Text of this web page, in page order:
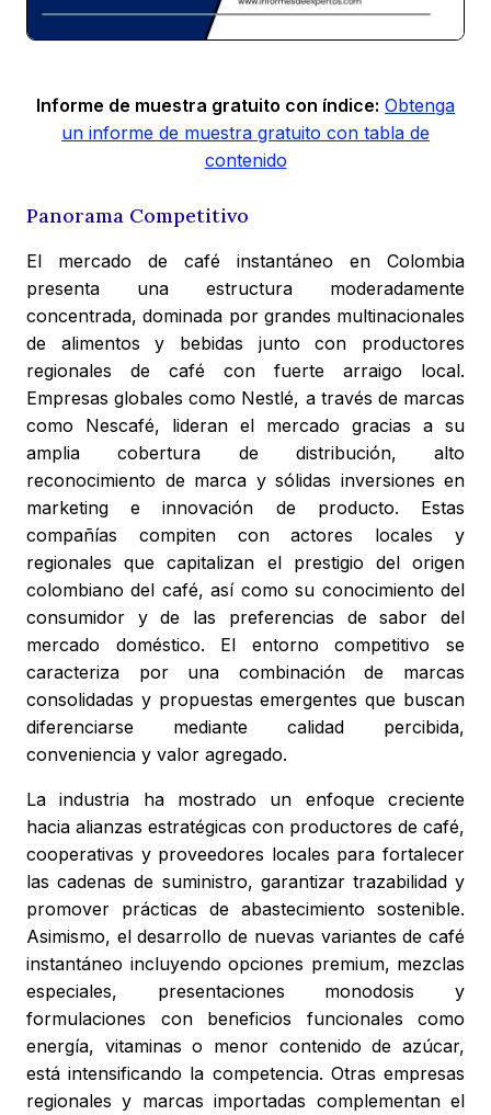
Informe de muestra gratuito con índice: Obtenga
un informe de muestra gratuito con tabla de
contenido
Panorama Competitivo
El mercado de café instantáneo en Colombia
presenta una estructura moderadamente
concentrada, dominada por grandes multinacionales
de alimentos y bebidas junto con productores
regionales de café con fuerte arraigo local.
Empresas globales como Nestlé, a través de marcas
como Nescafé, lideran el mercado gracias a su
amplia cobertura de distribución, alto
reconocimiento de marca y sólidas inversiones en
marketing e innovación de producto. Estas
compañías compiten con actores locales y
regionales que capitalizan el prestigio del origen
colombiano del café, así como su conocimiento del
consumidor y de las preferencias de sabor del
mercado doméstico. El entorno competitivo se
caracteriza por una combinación de marcas
consolidadas y propuestas emergentes que buscan
diferenciarse mediante calidad percibida,
conveniencia y valor agregado.
La industria ha mostrado un enfoque creciente
hacia alianzas estratégicas con productores de café,
cooperativas y proveedores locales para fortalecer
las cadenas de suministro, garantizar trazabilidad y
promover prácticas de abastecimiento sostenible.
Asimismo, el desarrollo de nuevas variantes de café
instantáneo incluyendo opciones premium, mezclas
especiales, presentaciones monodosis y
formulaciones con beneficios funcionales como
energía, vitaminas o menor contenido de azúcar,
está intensificando la competencia. Otras empresas
regionales y marcas importadas complementan el